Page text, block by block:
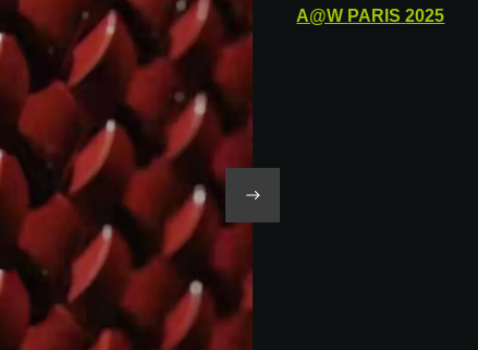
A@W PARIS 2025